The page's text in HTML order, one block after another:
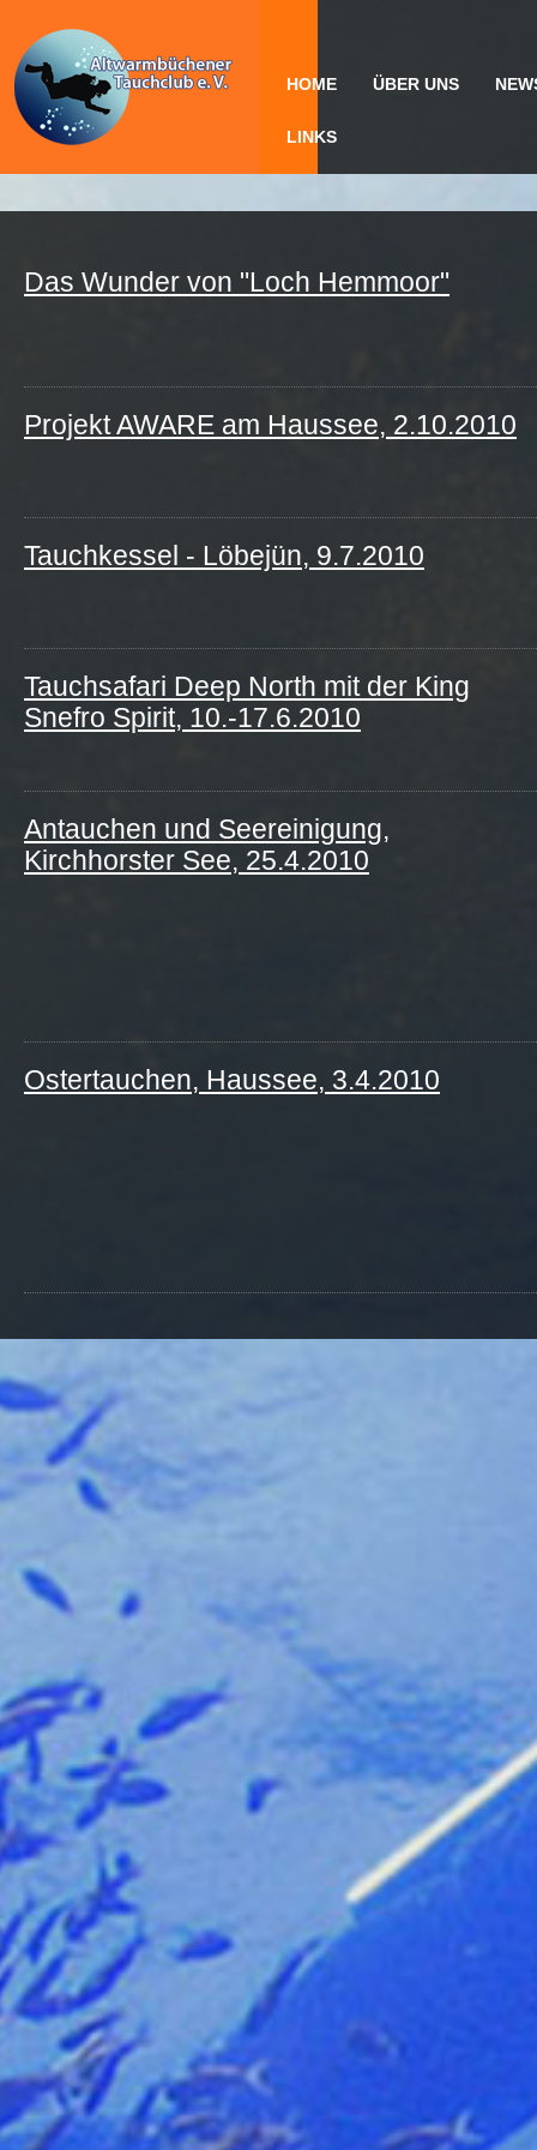
HOME ÜBER UNS
LINKS
Das Wunder von "Loch Hemmoor"
Projekt AWARE am Haussee, 2.10.2010
Tauchkessel - Löbejün, 9.7.2010
Tauchsafari Deep North mit der King
Snefro Spirit, 10.-17.6.2010
Antauchen und Seereinigung,
Kirchhorster See, 25.4.2010
Ostertauchen, Haussee, 3.4.2010